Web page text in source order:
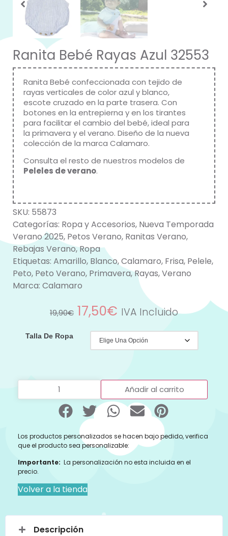
Ranita Bebé Rayas Azul 32553
Ranita Bebé confeccionada con tejido de
rayas verticales de color azul y blanco,
escote cruzado en la parte trasera. Con
botones en la entrepierna y en los tirantes
para facilitar el cambio del bebé, ideal para
la primavera y el verano. Diseño de la nueva
colección de la marca Calamaro.
Consulta el resto de nuestros modelos de
Peleles de verano.
SKU: 55873
Categorías: Ropa y Accesorios, Nueva Temporada
Verano 2025, Petos Verano, Ranitas Verano,
Rebajas Verano,Ropa
Etiquetas: Amarillo, Blanco,Calamaro, Frisa, Pelele,
Peto, Peto Verano, Primavera,Rayas,Verano
Marca: Calamaro
19,90€ 17,50€ IVA Incluido
Talla De Ropa
Añadir al carrito
Los productos personalizados se hacen bajo pedido, verifica
que el producto sea personalizable:
Importante: La personalización no esta incluida en el
precio.
Volver a la tienda
Descripción